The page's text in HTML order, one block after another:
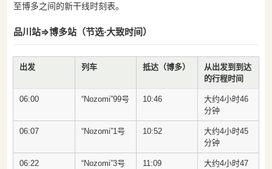
至博多之间的新干线时刻表。
品川站⇒博多站（节选·大致时间）
出发 列车 抵达（博多）
从出发到到达
的行程时间
06:00 “Nozomi”99号 10:46
大约4小时46
分钟
06:07 “Nozomi”1号 10:52
大约4小时45
分钟
06:22 “Nozomi”3号 11:09
大约4小时47